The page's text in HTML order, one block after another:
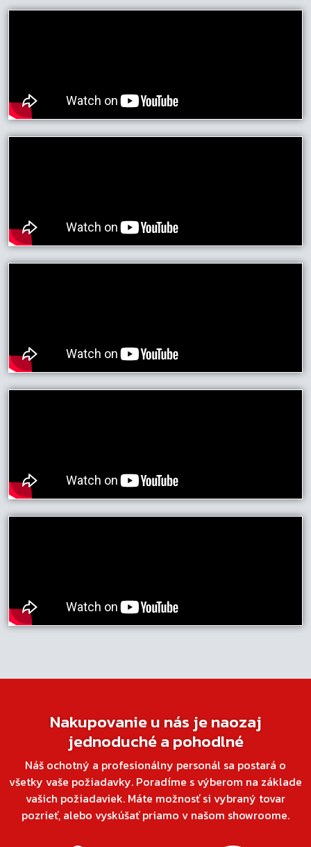
Nakupovanie u nás je naozaj
jednoduché a pohodlné
Náš ochotný a profesionálny personál sa postará o
všetky vaše požiadavky. Poradíme s výberom na základe
vašich požiadaviek. Máte možnosť si vybraný tovar
pozrieť, alebo vyskúšať priamo v našom showroome.